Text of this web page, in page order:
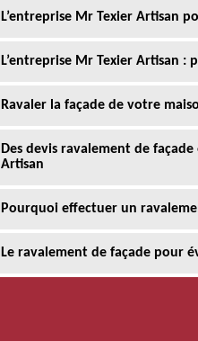
L’entreprise Mr Texier Artisan
L’entreprise Mr Texier Artisan
Ravaler la façade de votre
Des devis ravalement de
Artisan
Pourquoi effectuer un
Le ravalement de façade pour